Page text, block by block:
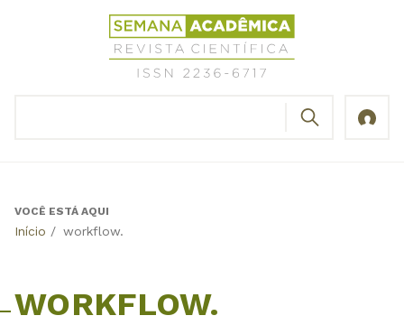
Revista
Científica
Semana
Back
VOCÊ ESTÁ AQUI
Início / workflow.
WORKFLOW.